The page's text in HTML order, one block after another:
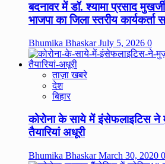
बदनावर में डॉ. श्यामा प्रसाद
भाजपा का जिला स्तरीय
Bhumika BhaskarJuly 5, 2026 0
ताज़ा खबरे
देश
बिहार
कोरोना के साये में इंसेफलाइटिस
तैयारियां अधूरी
Bhumika BhaskarMarch 30, 2020 0